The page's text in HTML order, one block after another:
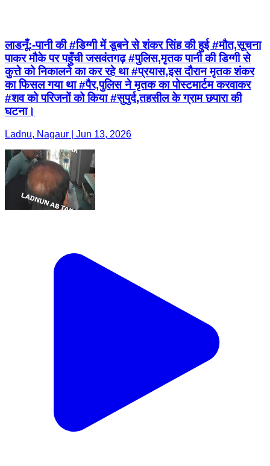
घटना।
Ladnu, Nagaur | Jun 13, 2026
लाडनूँ:-#फांसी के फंदे पर #लटकी हुई मिली 24 साल की